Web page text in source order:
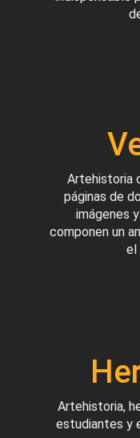
Artehistoria
páginas de
imágenes
componen un
el
Artehistoria,
estudiantes y